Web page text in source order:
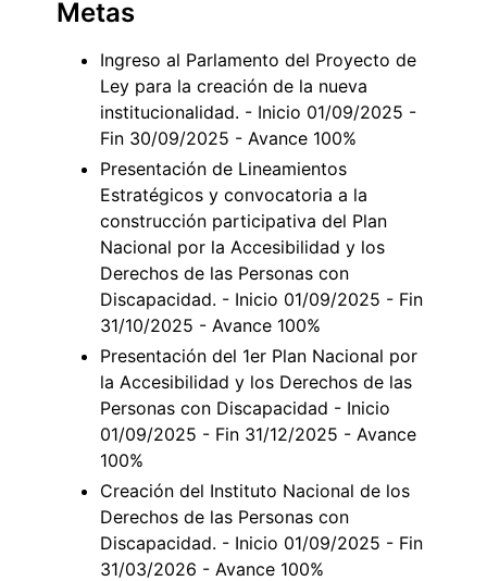
Metas
Ingreso al Parlamento del Proyecto de
Ley para la creación de la nueva
institucionalidad. - Inicio 01/09/2025 -
Fin 30/09/2025 - Avance 100%
Presentación de Lineamientos
Estratégicos y convocatoria a la
construcción participativa del Plan
Nacional por la Accesibilidad y los
Derechos de las Personas con
Discapacidad. - Inicio 01/09/2025 - Fin
31/10/2025 - Avance 100%
Presentación del 1er Plan Nacional por
la Accesibilidad y los Derechos de las
Personas con Discapacidad - Inicio
01/09/2025 - Fin 31/12/2025 - Avance
100%
Creación del Instituto Nacional de los
Derechos de las Personas con
Discapacidad. - Inicio 01/09/2025 - Fin
31/03/2026 - Avance 100%